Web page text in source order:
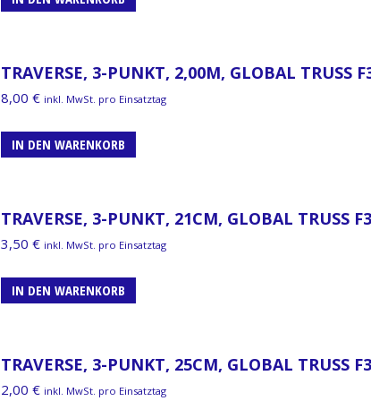
TRAVERSE, 3-PUNKT, 2,00M, GLOBAL TRUSS
8,00 € inkl. MwSt. pro Einsatztag
IN DEN WARENKORB
TRAVERSE, 3-PUNKT, 21CM, GLOBAL TRUSS
3,50 € inkl. MwSt. pro Einsatztag
IN DEN WARENKORB
TRAVERSE, 3-PUNKT, 25CM, GLOBAL TRUSS
2,00 € inkl. MwSt. pro Einsatztag